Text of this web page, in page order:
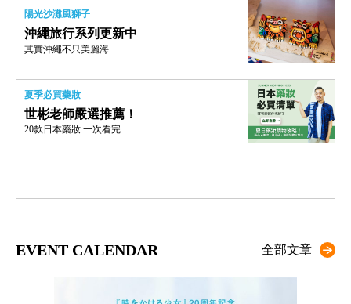
陽光沙灘風獅子
沖繩旅行系列更新中
其實沖繩不只美麗海
夏季必買藥妝
世彬老師嚴選推薦！
20款日本藥妝 一次看完
EVENT CALENDAR 全部文章